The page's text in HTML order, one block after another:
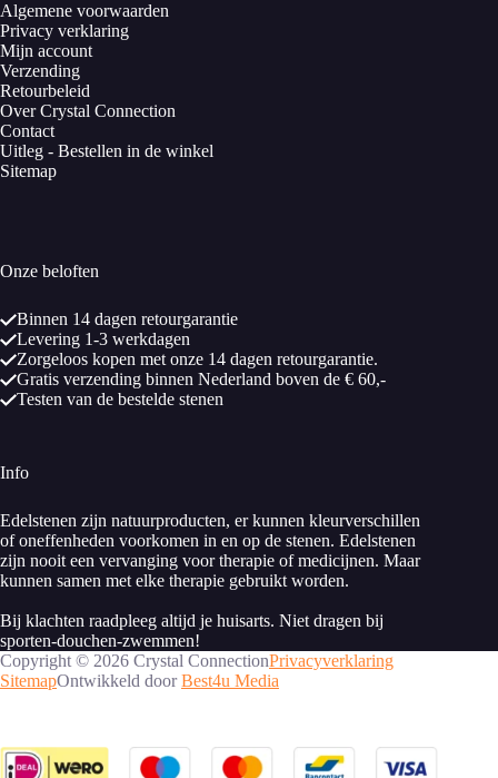
Algemene voorwaarden
Privacy verklaring
Mijn account
Verzending
Retourbeleid
Over Crystal Connection
Contact
Uitleg - Bestellen in de winkel
Sitemap
Onze beloften
Binnen 14 dagen retourgarantie
Levering 1-3 werkdagen
Zorgeloos kopen met onze 14 dagen retourgarantie.
Gratis verzending binnen Nederland boven de € 60,-
Testen van de bestelde stenen
Info
Edelstenen zijn natuurproducten, er kunnen kleurverschillen
of oneffenheden voorkomen in en op de stenen. Edelstenen
zijn nooit een vervanging voor therapie of medicijnen. Maar
kunnen samen met elke therapie gebruikt worden.
Bij klachten raadpleeg altijd je huisarts. Niet dragen bij
sporten-douchen-zwemmen!
Copyright © 2026 Crystal ConnectionPrivacyverklaring
SitemapOntwikkeld doorBest4u Media